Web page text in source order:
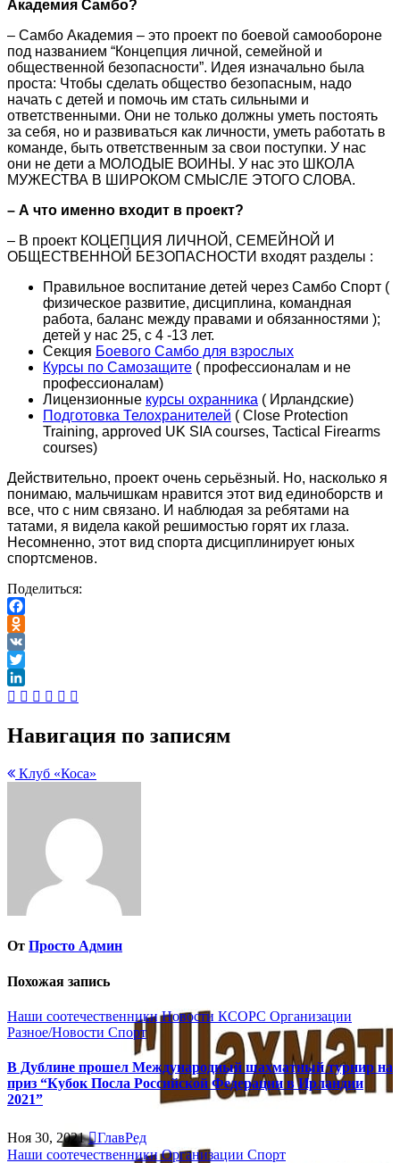
Академия Самбо?
– Самбо Академия – это проект по боевой самообороне
под названием “Концепция личной, семейной и
общественной безопасности”. Идея изначально была
проста: Чтобы сделать общество безопасным, надо
начать с детей и помочь им стать сильными и
ответственными. Они не только должны уметь постоять
за себя, но и развиваться как личности, уметь работать в
команде, быть ответственным за свои поступки. У нас
они не дети а МОЛОДЫЕ ВОИНЫ. У нас это ШКОЛА
МУЖЕСТВА В ШИРОКОМ СМЫСЛЕ ЭТОГО СЛОВА.
– А что именно входит в проект?
– В проект КОЦЕПЦИЯ ЛИЧНОЙ, СЕМЕЙНОЙ И
ОБЩЕСТВЕННОЙ БЕЗОПАСНОСТИ входят разделы :
Правильное воспитание детей через Самбо Спорт (
физическое развитие, дисциплина, командная
работа, баланс между правами и обязанностями );
детей у нас 25, с 4 -13 лет.
Секция Боевого Самбо для взрослых
Курсы по Самозащите ( профессионалам и не
профессионалам)
Лицензионные курсы охранника ( Ирландские)
Подготовка Телохранителей ( Close Protection
Training, approved UK SIA courses, Tactical Firearms
courses)
Действительно, проект очень серьёзный. Но, насколько я
понимаю, мальчишкам нравится этот вид единоборств и
все, что с ним связано. И наблюдая за ребятами на
татами, я видела какой решимостью горят их глаза.
Несомненно, этот вид спорта дисциплинирует юных
спортсменов.
Поделиться:
Facebook
Odnoklassniki
VK
Twitter
LinkedIn
Навигация по записям
Клуб «Коса»
От Просто Админ
Похожая запись
Наши соотечественникиНовости КСОРС Организации
Разное/Новости Спорт
В Дублине прошел Международный шахматный турнир на
приз “Кубок Посла Российской Федерации в Ирландии
2021”
Ноя 30, 2021 ГлавРед
Наши соотечественникиОрганизации Спорт